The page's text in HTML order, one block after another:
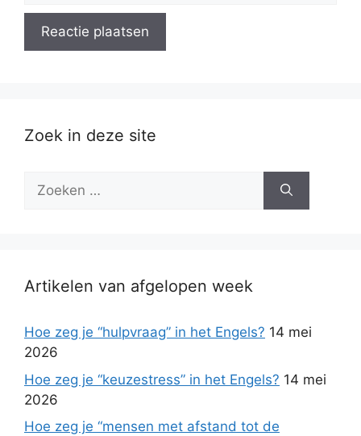
Zoek in deze site
Zoek
Artikelen van afgelopen week
Hoe zeg je “hulpvraag” in het Engels? 14 mei
2026
Hoe zeg je “keuzestress” in het Engels? 14 mei
2026
Hoe zeg je “mensen met afstand tot de